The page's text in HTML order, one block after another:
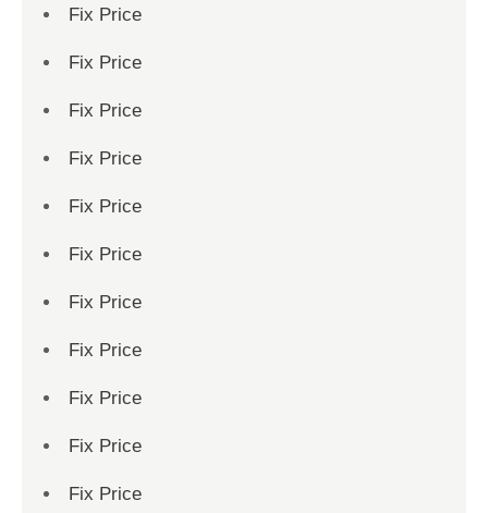
Fix Price
Fix Price
Fix Price
Fix Price
Fix Price
Fix Price
Fix Price
Fix Price
Fix Price
Fix Price
Fix Price